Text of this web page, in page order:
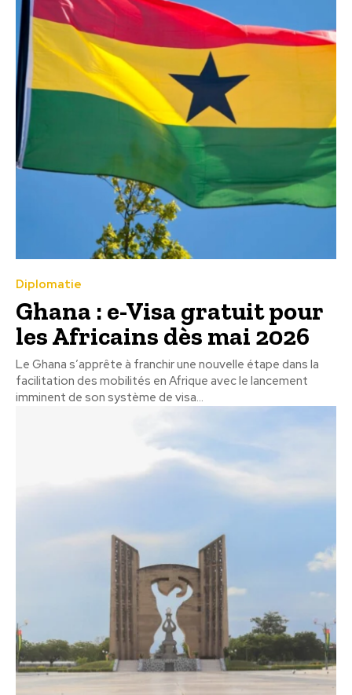
Diplomatie
Ghana : e-Visa gratuit pour
les Africains dès mai 2026
Le Ghana s’apprête à franchir une nouvelle étape dans la
facilitation des mobilités en Afrique avec le lancement
imminent de son système de visa...